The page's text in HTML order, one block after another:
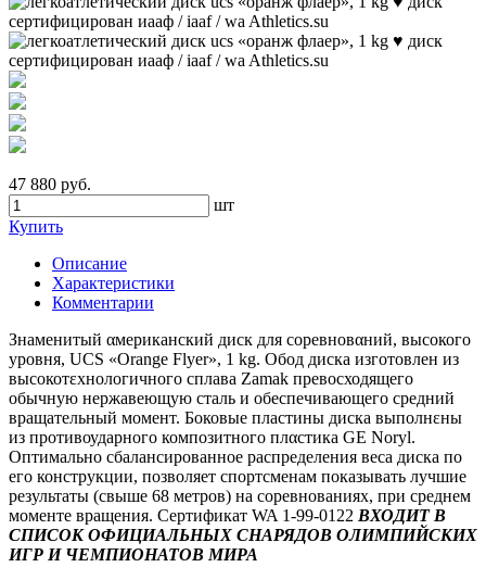
47 880 руб.
шт
Купить
Описание
Характеристики
Комментарии
Знаменитый αмериканский диск для соревновαний, высокого
уровня, UCS «Orange Flyer», 1 kg. Обод диска изготовлен из
высокотεхнологичного сплава Zamak превосходящего
обычную нержавеющую сталь и обеспечивающего средний
вращательный момент. Боковые пластины диска выполнεны
из противоударного композитного плαстика GE Noryl.
Оптимально сбалансированное распределения веса диска по
его конструкции, позволяет спортсменам показывать лучшие
результаты (свыше 68 метров) на соревнованиях, при среднем
моменте вращения. Сертификат WA 1-99-0122 ВХОДИТ В
СПИСОК ОФИЦИАЛЬНЫХ СНАРЯДОВ ОЛИМПИЙСКИХ
ИГР И ЧЕМПИОНАТОВ МИРА